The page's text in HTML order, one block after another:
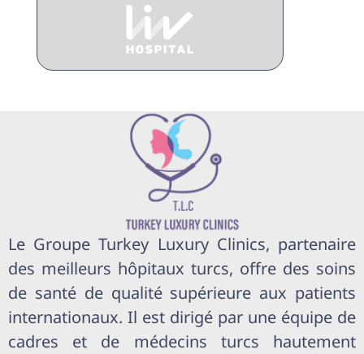
Le Groupe Turkey Luxury Clinics, partenaire
des meilleurs hôpitaux turcs, offre des soins
de santé de qualité supérieure aux patients
internationaux. Il est dirigé par une équipe de
cadres et de médecins turcs hautement